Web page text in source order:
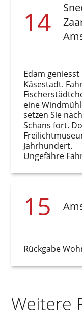
14
Edam
Käsestadt.
eine
setzen Sie
Schans fort.
Jahrhundert.
Ungefähre
15
Rückgabe
Weitere